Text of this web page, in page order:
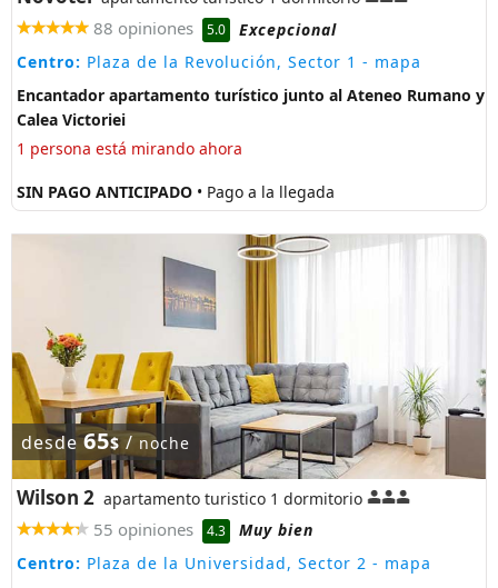
88 opiniones 5.0
Excepcional
Centro: Plaza de la Revolución, Sector 1 - mapa
Encantador apartamento turístico junto al Ateneo Rumano y
Calea Victoriei
1 persona está mirando ahora
SIN PAGO ANTICIPADO • Pago a la llegada
desde65$/ noche
Wilson 2 apartamento turistico 1 dormitorio
55 opiniones 4.3
Muy bien
Centro: Plaza de la Universidad, Sector 2 - mapa